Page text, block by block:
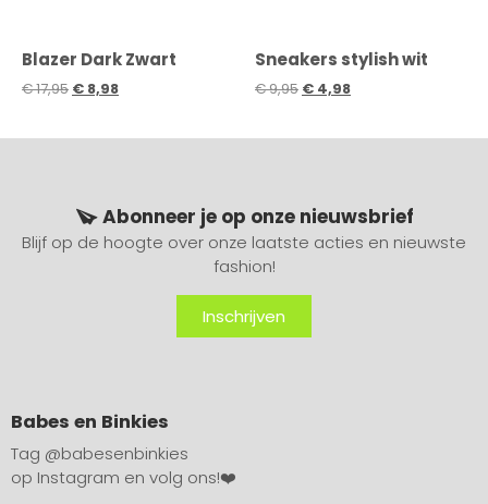
Blazer Dark Zwart
€17,95 € 8,98
Sneakers stylish wit
€9,95 € 4,98
Abonneer je op onze nieuwsbrief
Blijf op de hoogte over onze laatste acties en nieuwste
fashion!
Inschrijven
Babes en Binkies
Tag @babesenbinkies
op Instagram en volg ons!❤️